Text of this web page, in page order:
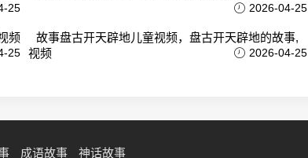
25 2026-04-25
频
25
故事盘古开天辟地儿童视频，盘古开天辟地的故事,
视频
2026-04-25
成语故事 神话故事